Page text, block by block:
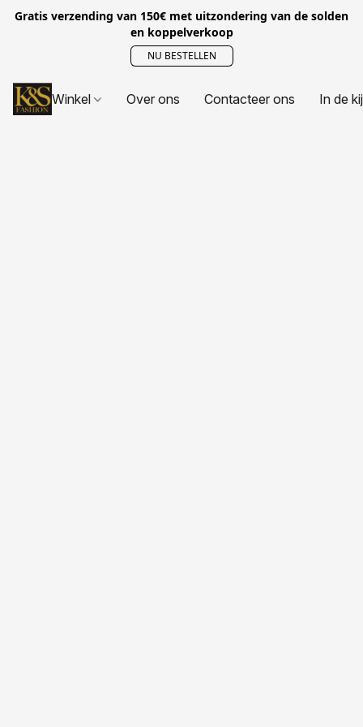
Gratis verzending van 150€ met uitzondering van de solden
en koppelverkoop
NU BESTELLEN
Winkel Over ons Contacteer ons In de